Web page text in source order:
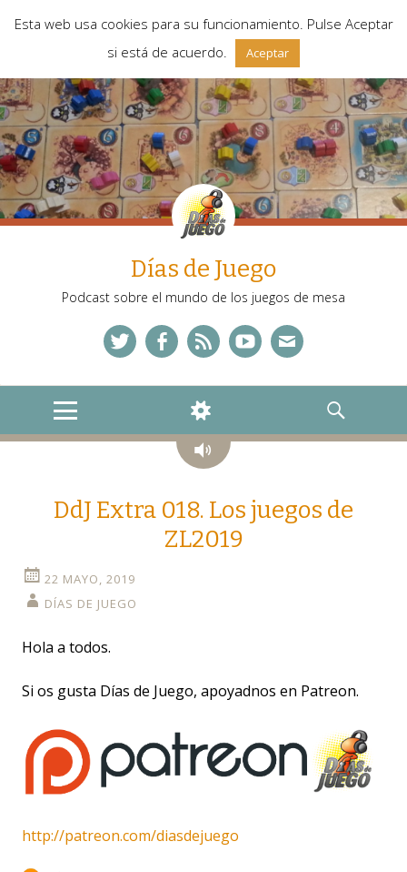
Días de Juego
Podcast sobre el mundo de los juegos de mesa
MENU
WIDGETS
SEARCH
Audio
DdJ Extra 018. Los juegos de
ZL2019
22 MAYO, 2019
DÍAS DE JUEGO
Hola a todos.
Si os gusta Días de Juego, apoyadnos en Patreon.
http://patreon.com/diasdejuego
Esta web usa cookies para su funcionamiento. Pulse Aceptar
si está de acuerdo.
Aceptar